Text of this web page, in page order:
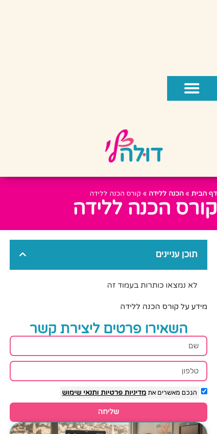
דף הבית » הכנה ללידה » קורס הכנה ללידה
קורס הכנה ללידה
תוכן עניינים
לא נמצאו כותרות בעמוד זה
מידע על קורס הכנה ללידה
השאירו פרטים ליצירת קשר
הנכם מאשרים אתמדיניות פרטיות ותנאי שימוש
שליחה